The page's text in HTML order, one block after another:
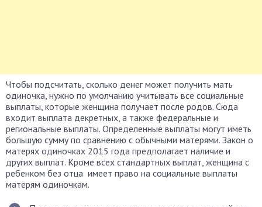
Чтобы подсчитать, сколько денег может получить мать
одиночка, нужно по умолчанию учитывать все социальные
выплаты, которые женщина получает после родов. Сюда
входит выплата декретных, а также федеральные и
региональные выплаты. Определенные выплаты могут иметь
большую сумму по сравнению с обычными матерями. Закон о
матерях одиночках 2015 года предполагает наличие и
других выплат. Кроме всех стандартных выплат, женщина с
ребенком без отца имеет право на социальные выплаты
матерям одиночкам.